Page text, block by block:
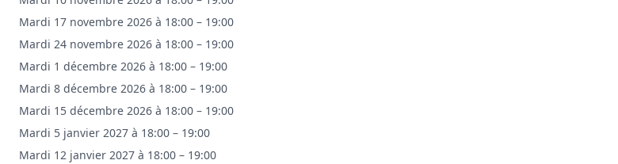
Mardi 17 novembre 2026 à 18:00 – 19:00
Mardi 24 novembre 2026 à 18:00 – 19:00
Mardi 1 décembre 2026 à 18:00 – 19:00
Mardi 8 décembre 2026 à 18:00 – 19:00
Mardi 15 décembre 2026 à 18:00 – 19:00
Mardi 5 janvier 2027 à 18:00 – 19:00
Mardi 12 janvier 2027 à 18:00 – 19:00